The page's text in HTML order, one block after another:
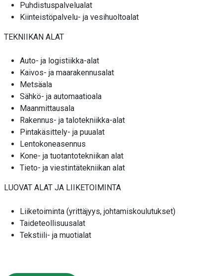
Puhdistuspalvelualat
Kiinteistöpalvelu- ja vesihuoltoalat
TEKNIIKAN ALAT
Auto- ja logistiikka-alat
Kaivos- ja maarakennusalat
Metsäala
Sähkö- ja automaatioala
Maanmittausala
Rakennus- ja talotekniikka-alat
Pintakäsittely- ja puualat
Lentokoneasennus
Kone- ja tuotantotekniikan alat
Tieto- ja viestintätekniikan alat
LUOVAT ALAT JA LIIKETOIMINTA
Liiketoiminta (yrittäjyys, johtamiskoulutukset)
Taideteollisuusalat
Tekstiili- ja muotialat